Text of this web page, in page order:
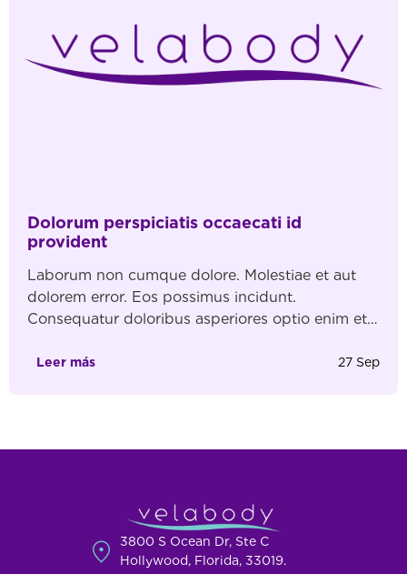
Dolorum perspiciatis occaecati id
provident
Laborum non cumque dolore. Molestiae et aut
dolorem error. Eos possimus incidunt.
Consequatur doloribus asperiores optio enim et.
iste consequatur temporibus. Laboriosam amet
Perferendis […]
Leer más 27 Sep
3800 S Ocean Dr, Ste C
Hollywood, Florida, 33019.